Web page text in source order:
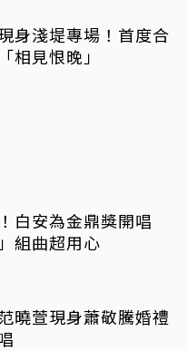
身淺堤專場！首度合
相見恨晚」
白安為金鼎獎開唱
組曲超用心
曉萱現身蕭敬騰婚禮